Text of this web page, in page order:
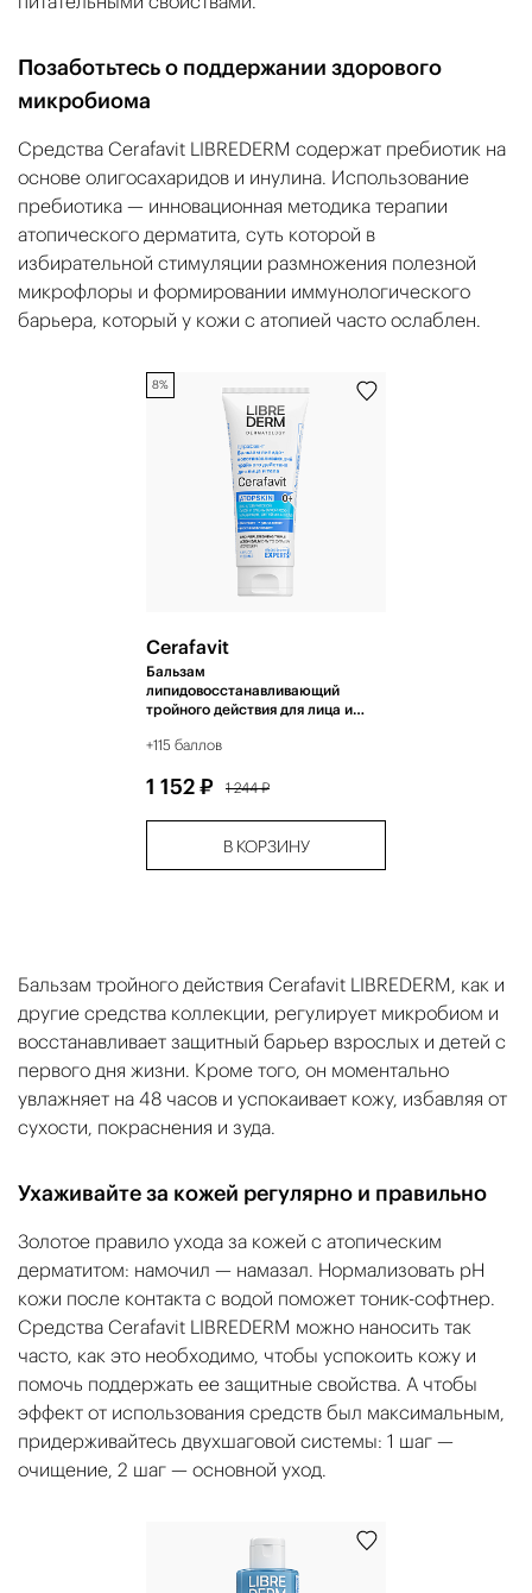
Позаботьтесь о поддержании здорового
микробиома
Средства Cerafavit LIBREDERM содержат пребиотик на
основе олигосахаридов и инулина. Использование
пребиотика — инновационная методика терапии
атопического дерматита, суть которой в
избирательной стимуляции размножения полезной
микрофлоры и формировании иммунологического
барьера, который у кожи с атопией часто ослаблен.
Cerafavit
Бальзам
липидовосстанавливающий
тройного действия для лица и
+115 баллов
1 152 ₽ 1 244 ₽
В КОРЗИНУ
8%
Бальзам тройного действия Cerafavit LIBREDERM, как и
другие средства коллекции, регулирует микробиом и
восстанавливает защитный барьер взрослых и детей с
первого дня жизни. Кроме того, он моментально
увлажняет на 48 часов и успокаивает кожу, избавляя от
сухости, покраснения и зуда.
Ухаживайте за кожей регулярно и правильно
Золотое правило ухода за кожей с атопическим
дерматитом: намочил — намазал. Нормализовать pH
кожи после контакта с водой поможет тоник-софтнер.
Средства Cerafavit LIBREDERM можно наносить так
часто, как это необходимо, чтобы успокоить кожу и
помочь поддержать ее защитные свойства. А чтобы
эффект от использования средств был максимальным,
придерживайтесь двухшаговой системы: 1 шаг —
очищение, 2 шаг — основной уход.